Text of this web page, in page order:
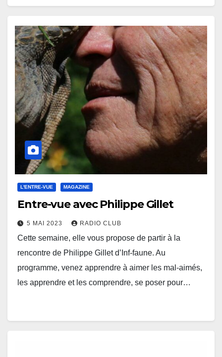
L'ENTRE-VUE MAGAZINE
Entre-vue avec Philippe Gillet
5 MAI 2023 RADIO CLUB
Cette semaine, elle vous propose de partir à la
rencontre de Philippe Gillet d’Inf-faune. Au
programme, venez apprendre à aimer les mal-aimés,
les apprendre et les comprendre, se poser pour…